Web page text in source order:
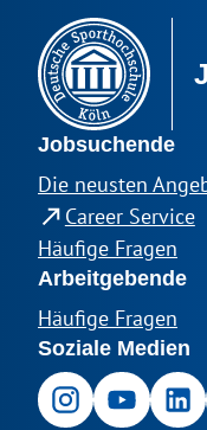
Jobsuchende
Die neusten
Career Service
Häufige Fragen
Arbeitgebende
Häufige Fragen
Soziale Medien